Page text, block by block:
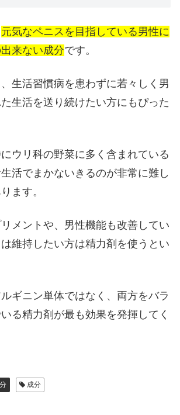
元気なペニスを目指している男性に
来ない成分です。
生活習慣病を患わずに若々しく男
生活を送り続けたい方にもぴった
ウリ科の野菜に多く含まれている
活でまかないきるのが非常に難し
ます。
メントや、男性機能も改善してい
維持したい方は精力剤を使うとい
ギニン単体ではなく、両方をバラ
る精力剤が最も効果を発揮してく
成分